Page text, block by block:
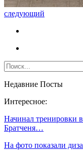
следующий
Недавние Посты
Интересное:
Начинал тренировки
Братченя…
На фото показали